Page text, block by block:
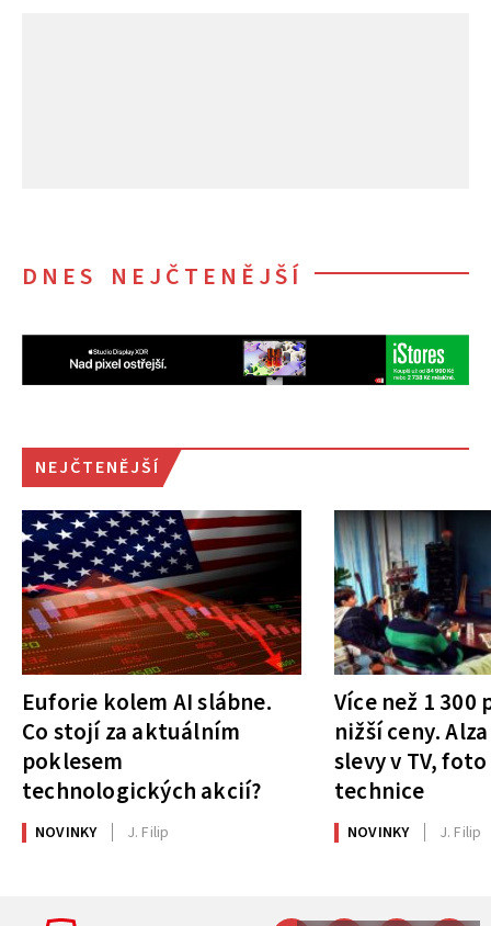
DNES NEJČTENĚJŠÍ
NEJČTENĚJŠÍ
Euforie kolem AI slábne.
Co stojí za aktuálním
poklesem
technologických akcií?
NOVINKY J. Filip
Více než 1
nižší ceny.
slevy v TV,
technice
NOVINKY J. Filip